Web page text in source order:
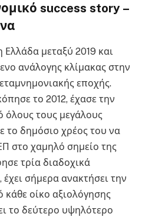
success story –
Ελλάδα μεταξύ 2019 και
ανάλογης κλίμακας στην
εποχής.
το 2012, έχασε την
όλους τους μεγάλους
το δημόσιο χρέος του να
στο χαμηλό σημείο της
τρία διαδοχικά
σήμερα ανακτήσει την
οίκο αξιολόγησης
το δεύτερο υψηλότερο